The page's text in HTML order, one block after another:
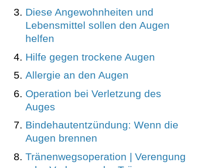
Diese Angewohnheiten und
Lebensmittel sollen den Augen
helfen
Hilfe gegen trockene Augen
Allergie an den Augen
Operation bei Verletzung des
Auges
Bindehautentzündung: Wenn die
Augen brennen
Tränenwegsoperation | Verengung